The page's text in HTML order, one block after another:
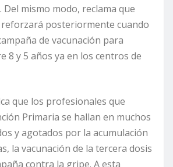
Del mismo modo, reclama que
posteriormente cuando
de vacunación para
8 y 5 años ya en los centros de
que los profesionales que
Primaria se hallan en muchos
y agotados por la acumulación
la vacunación de la tercera dosis
contra la gripe. A esta